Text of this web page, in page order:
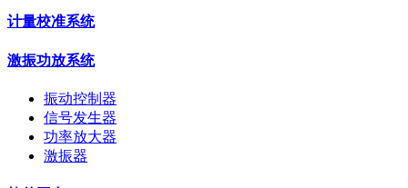
计量校准系统
激振功放系统
振动控制器
信号发生器
功率放大器
激振器